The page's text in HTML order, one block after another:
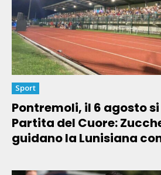
Sport
Pontremoli, il 6 agosto
Partita del Cuore:
guidano la Lunisiana